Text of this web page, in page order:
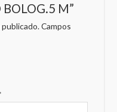
M”
publicado. Campos